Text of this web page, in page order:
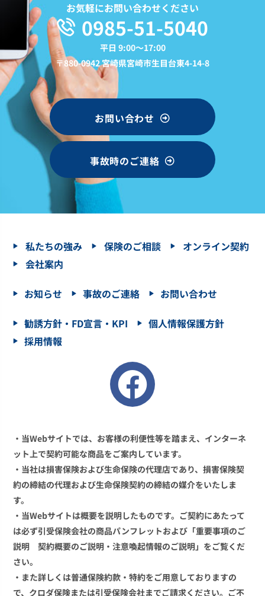
お気軽にお問い合わせください
0985-51-5040
平日 9:00〜17:00
〒880-0942 宮崎県宮崎市生目台東4-14-8
お問い合わせ
事故時のご連絡
私たちの強み 保険のご相談
オンライン契約
会社案内
お知らせ 事故のご連絡 お問い合わせ
勧誘方針・FD宣言・KPI
個人情報保護方針
採用情報
・当Webサイトでは、お客様の利便性等を踏まえ、インターネ
ット上で契約可能な商品をご案内しています。
・当社は損害保険および生命保険の代理店であり、損害保険契
約の締結の代理および生命保険契約の締結の媒介をいたしま
す。
・当Webサイトは概要を説明したものです。ご契約にあたって
は必ず引受保険会社の商品パンフレットおよび「重要事項のご
説明 契約概要のご説明・注意喚起情報のご説明」をご覧くだ
さい。
・また詳しくは普通保険約款・特約をご用意しておりますの
で、クロダ保険または引受保険会社までご請求ください。ご不